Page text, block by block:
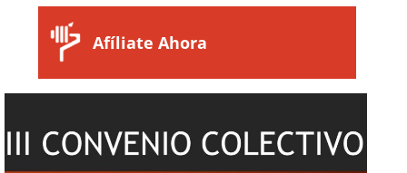
Afíliate Ahora